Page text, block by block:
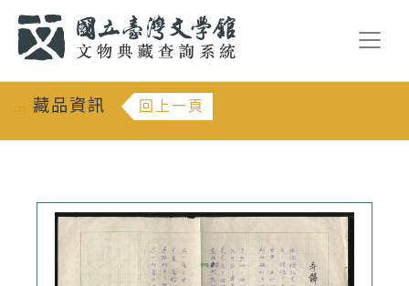
::: 藏品資訊 回上一頁